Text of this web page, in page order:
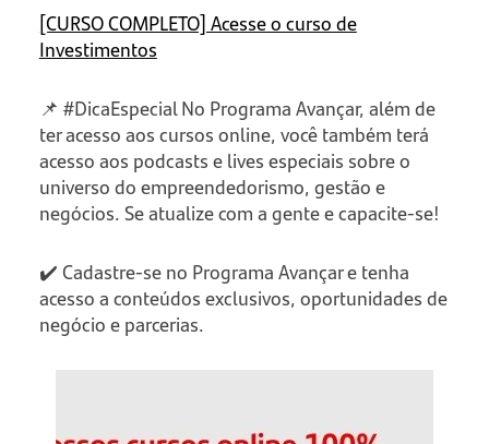
[CURSO COMPLETO] Acesse o curso de
Investimentos
📌 #DicaEspecial No Programa Avançar, além de
ter acesso aos cursos online, você também terá
acesso aos podcasts e lives especiais sobre o
universo do empreendedorismo, gestão e
negócios. Se atualize com a gente e capacite-se!
✔️ Cadastre-se no Programa Avançar e tenha
acesso a conteúdos exclusivos, oportunidades de
negócio e parcerias.